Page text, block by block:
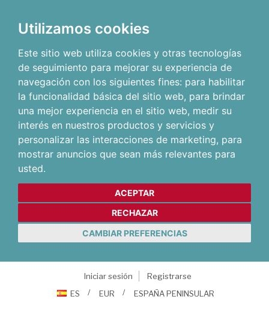
Utilizamos cookies
Este sitio web utiliza cookies y otras tecnologías
de seguimiento para mejorar su experiencia de
navegación con los siguientes fines: para habilitar
la funcionalidad básica del sitio web, para brindar
una mejor experiencia en el sitio web, medir su
interés en nuestros productos y servicios y
personalizar las interacciones de marketing, para
mostrar anuncios que sean más relevantes para
usted.
ACEPTAR
RECHAZAR
CAMBIAR PREFERENCIAS
Iniciar sesión
Registrarse
ES
EUR ESPAÑA PENINSULAR